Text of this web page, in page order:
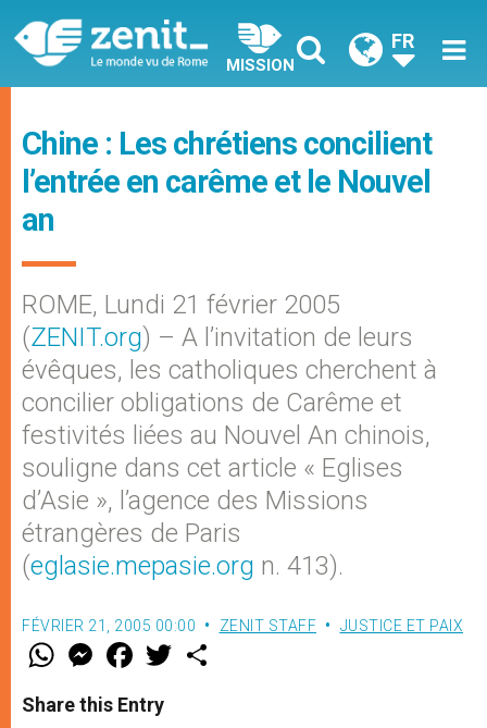
MISSION
FR
Chine : Les chrétiens concilient
l’entrée en carême et le Nouvel
an
ROME, Lundi 21 février 2005
(ZENIT.org) – A l’invitation de leurs
évêques, les catholiques cherchent à
concilier obligations de Carême et
festivités liées au Nouvel An chinois,
souligne dans cet article « Eglises
d’Asie », l’agence des Missions
étrangères de Paris
(eglasie.mepasie.org n. 413).
FÉVRIER 21, 2005 00:00 ZENIT STAFF JUSTICE ET PAIX
W
t
s
M
e
s
e
F
a
e
b
w
Share this Entry